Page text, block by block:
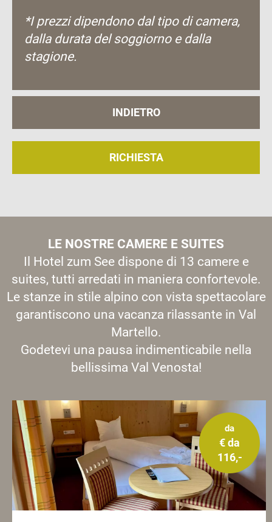
*I prezzi dipendono dal tipo di camera,
dalla durata del soggiorno e dalla
stagione.
INDIETRO
RICHIESTA
LE NOSTRE CAMERE E SUITES
Il Hotel zum See dispone di 13 camere e
suites, tutti arredati in maniera confortevole.
Le stanze in stile alpino con vista spettacolare
garantiscono una vacanza rilassante in Val
Martello.
Godetevi una pausa indimenticabile nella
bellissima Val Venosta!
da
€ da
116,-